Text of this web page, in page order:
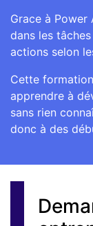
Grace à
dans les
actions selon
Cette
apprendre à
sans rien
donc à des